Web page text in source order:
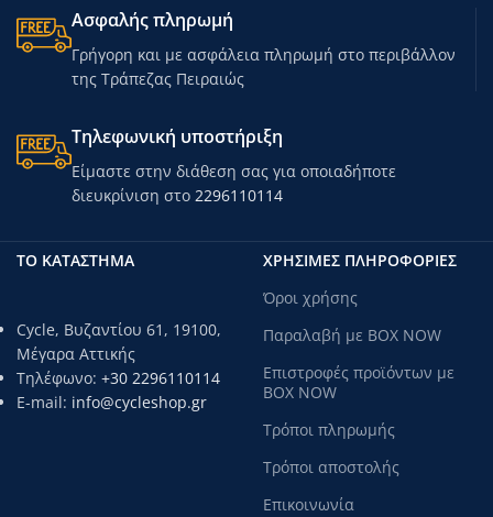
Ασφαλής πληρωμή
Γρήγορη και με ασφάλεια πληρωμή στο περιβάλλον
της Τράπεζας Πειραιώς
Τηλεφωνική υποστήριξη
Είμαστε στην διάθεση σας για οποιαδήποτε
διευκρίνιση στο 2296110114
ΤΟ ΚΑΤΑΣΤΗΜΑ
Cycle, Βυζαντίου 61, 19100,
Μέγαρα Αττικής
Τηλέφωνο: +30 2296110114
E-mail: info@cycleshop.gr
ΧΡΗΣΙΜΕΣ ΠΛΗΡΟΦΟΡΙΕΣ
Όροι χρήσης
Παραλαβή με BOX NOW
Επιστροφές προϊόντων με
BOX NOW
Τρόποι πληρωμής
Τρόποι αποστολής
Επικοινωνία